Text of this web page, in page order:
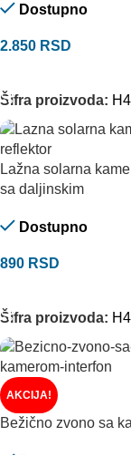
Dostupno
2.850 RSD
Šifra proizvoda:
Lažna solarna
sa daljinskim
Dostupno
890 RSD
Šifra proizvoda:
AKCIJA!
Bežično zvono sa